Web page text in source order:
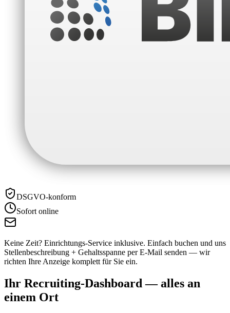
DSGVO-konform
Sofort online
Keine Zeit? Einrichtungs-Service inklusive. Einfach buchen und uns
Stellenbeschreibung + Gehaltsspanne per E-Mail senden — wir
richten Ihre Anzeige komplett für Sie ein.
Ihr Recruiting-Dashboard — alles an
einem Ort